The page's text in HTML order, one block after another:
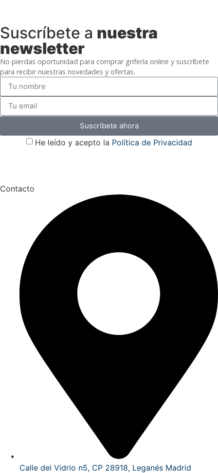
Suscríbete a nuestra
newsletter
No pierdas oportunidad para comprar grifería online y suscríbete
para recibir nuestras novedades y ofertas.
Suscríbete ahora
He leído y acepto la Política de Privacidad
Contacto
Calle del Vidrio n5, CP 28918, Leganés Madrid